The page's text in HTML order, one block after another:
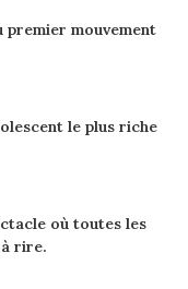
premier mouvement
le plus riche
où toutes les
rire.